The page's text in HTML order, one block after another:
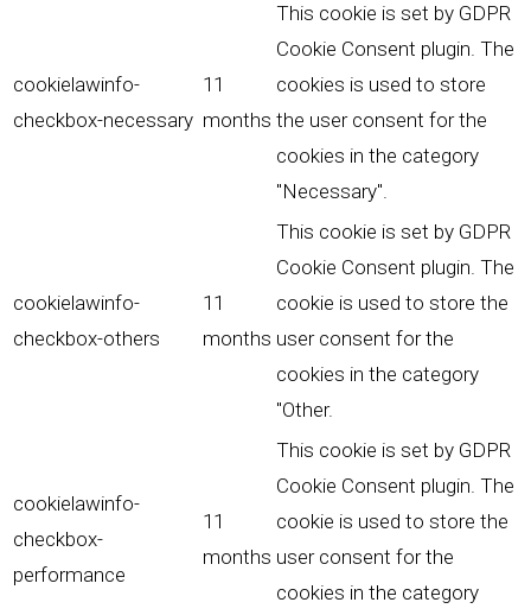
cookielawinfo-
checkbox-necessary
11
months
This cookie is set by GDPR
Cookie Consent plugin. The
cookies is used to store
the user consent for the
cookies in the category
"Necessary".
cookielawinfo-
checkbox-others
11
months
This cookie is set by GDPR
Cookie Consent plugin. The
cookie is used to store the
user consent for the
cookies in the category
"Other.
cookielawinfo-
checkbox-
performance
11
months
This cookie is set by GDPR
Cookie Consent plugin. The
cookie is used to store the
user consent for the
cookies in the category